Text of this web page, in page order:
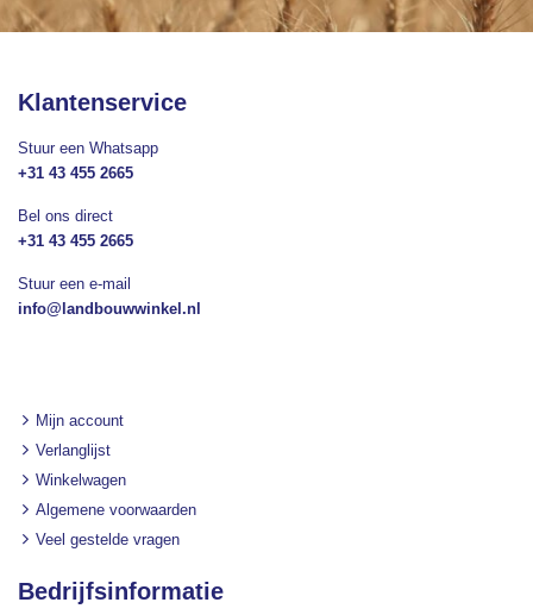
Klantenservice
Stuur een Whatsapp
+31 43 455 2665
Bel ons direct
+31 43 455 2665
Stuur een e-mail
info@landbouwwinkel.nl
Mijn account
Verlanglijst
Winkelwagen
Algemene voorwaarden
Veel gestelde vragen
Bedrijfsinformatie